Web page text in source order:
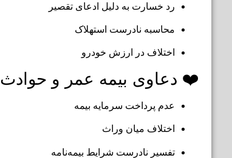
رد خسارت به دلیل ادعای تقصیر
محاسبه نادرست استهلاک
اختلاف در ارزش خودرو
❤️ دعاوی بیمه عمر و حوادث
عدم پرداخت سرمایه بیمه
اختلاف میان وراث
تفسیر نادرست شرایط بیمه‌نامه